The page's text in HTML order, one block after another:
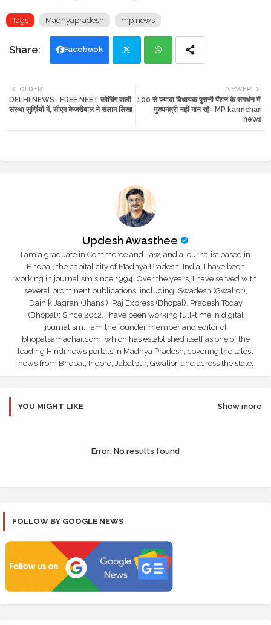
Tags Madhyapradesh mp news
Facebook
tte ats
NEWER
100 से ज्यादा विधायक पुरानी पेंशन के समर्थन में,
मुख्यमंत्री नहीं मान रहे- MP karmchari
news
OLDER
DELHI NEWS- FREE NEET कोचिंग वाली
संस्था सुर्ख़ियों में, सीएम केजरीवाल ने सलाम लिखा
Updesh Awasthee
I am a graduate in Commerce and Law, and a journalist based in
Bhopal, the capital city of Madhya Pradesh, India. I have been
working in journalism since 1994. Over the years, I have served with
several prominent publications, including: Swadesh (Gwalior),
Dainik Jagran (Jhansi), Raj Express (Bhopal), Pradesh Today
(Bhopal); Since 2012, I have been working full-time in digital
journalism. I am the founder member and editor of
bhopalsamachar.com, which has established itself as one of the
leading Hindi news portals in Madhya Pradesh, covering the latest
news from Bhopal, Indore, Jabalpur, Gwalior, and across the state.
YOU MIGHT LIKE Show more
Error: No results found
FOLLOW BY GOOGLE NEWS